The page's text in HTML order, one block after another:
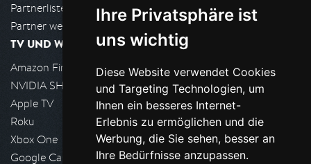
Ihre Privatsphäre ist
uns wichtig
Diese Website verwendet Cookies
und Targeting Technologien, um
Ihnen ein besseres Internet-
Erlebnis zu ermöglichen und die
Werbung, die Sie sehen, besser an
Ihre Bedürfnisse anzupassen.
Partnerliste
Partner werden
TV UND WOHNZIMMER
Amazon FireTV
NVIDIA SHIELD, Google TV
Apple TV
Roku
Xbox One
Google Cast